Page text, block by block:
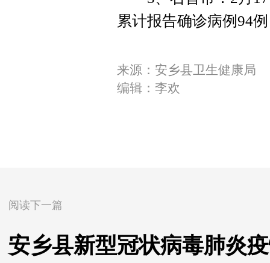
累计报告确诊病例94
来源：安乡县卫生健康局
编辑：李欢
阅读下一篇
安乡县新型冠状病毒肺炎